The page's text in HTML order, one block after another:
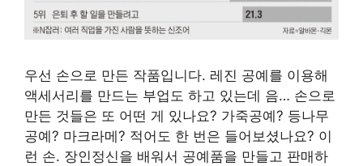
우선 손으로 만든 작품입니다. 레진 공예를 이용해
액세서리를 만드는 부업도 하고 있는데 음… 손으로
만든 것들은 또 어떤 게 있나요? 가죽공예? 등나무
공예? 마크라메? 적어도 한 번은 들어보셨나요? 이
런 손. 장인정신을 배워서 공예품을 만들고 판매하